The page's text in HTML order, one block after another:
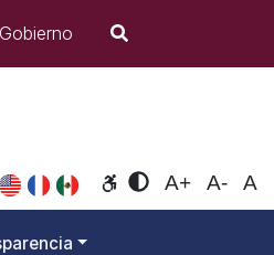
Gobierno Búsqueda
Opciones de
A+ A- A